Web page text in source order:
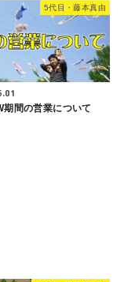
5代目・藤本真由
期間の営業について